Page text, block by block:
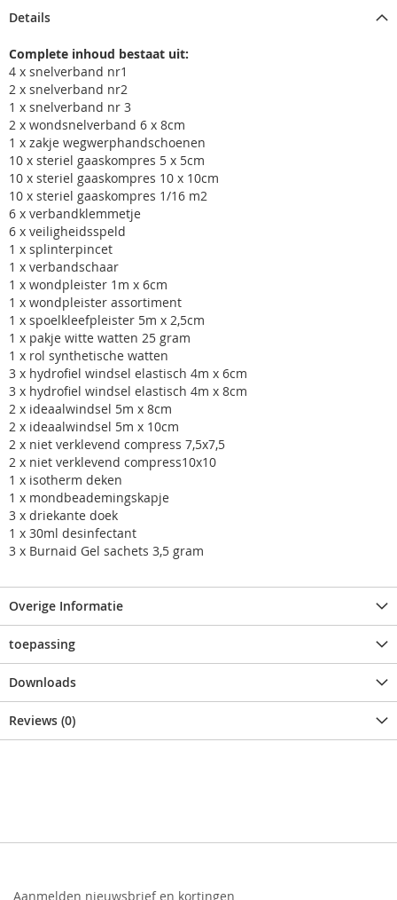
Details
Complete inhoud bestaat uit:
4 x snelverband nr1
2 x snelverband nr2
1 x snelverband nr 3
2 x wondsnelverband 6 x 8cm
1 x zakje wegwerphandschoenen
10 x steriel gaaskompres 5 x 5cm
10 x steriel gaaskompres 10 x 10cm
10 x steriel gaaskompres 1/16 m2
6 x verbandklemmetje
6 x veiligheidsspeld
1 x splinterpincet
1 x verbandschaar
1 x wondpleister 1m x 6cm
1 x wondpleister assortiment
1 x spoelkleefpleister 5m x 2,5cm
1 x pakje witte watten 25 gram
1 x rol synthetische watten
3 x hydrofiel windsel elastisch 4m x 6cm
3 x hydrofiel windsel elastisch 4m x 8cm
2 x ideaalwindsel 5m x 8cm
2 x ideaalwindsel 5m x 10cm
2 x niet verklevend compress 7,5x7,5
2 x niet verklevend compress10x10
1 x isotherm deken
1 x mondbeademingskapje
3 x driekante doek
1 x 30ml desinfectant
3 x Burnaid Gel sachets 3,5 gram
Overige Informatie
toepassing
Downloads
Reviews (0)
Aanmelden nieuwsbrief en kortingen